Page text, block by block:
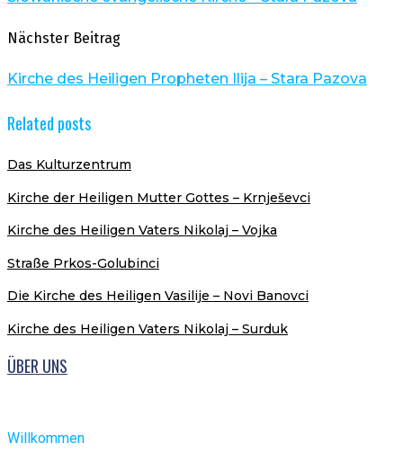
Nächster Beitrag
Kirche des Heiligen Propheten Ilija – Stara Pazova
Related posts
Das Kulturzentrum
Kirche der Heiligen Mutter Gottes – Krnješevci
Kirche des Heiligen Vaters Nikolaj – Vojka
Straße Prkos-Golubinci
Die Kirche des Heiligen Vasilije – Novi Banovci
Kirche des Heiligen Vaters Nikolaj – Surduk
ÜBER UNS
Willkommen